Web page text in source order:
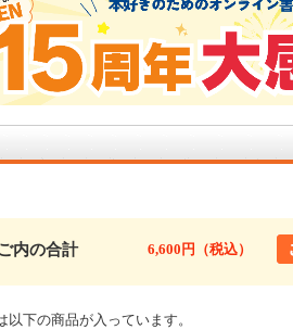
内の合計 6,600円（税込）
以下の商品が入っています。